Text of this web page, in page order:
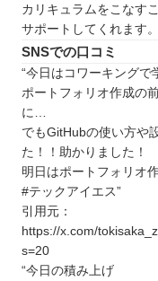
子ども向けと
お得にプログ
プログラミン
【鳥取】子ど
個別
ロボ団
鳥取県で自分
選ぼう
カリキュラムをこなす
サポートしてくれます。
SNSでの口コミ
“今日はコワーキングで
ポートフォリオ作成の
に…
でもGitHubの使い方や
た！！助かりました！
明日はポートフォリオ
#テックアイエス”
引用元：
https://x.com/
s=20
“今日の積み上げ